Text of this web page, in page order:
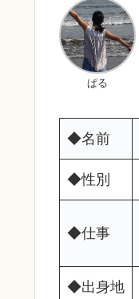
ぱる
◆名前
◆性別
◆仕事
◆出身地